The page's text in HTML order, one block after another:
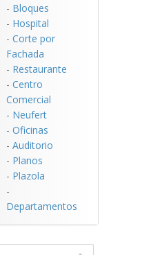
- Bloques
- Hospital
- Corte por
Fachada
- Restaurante
- Centro
Comercial
- Neufert
- Oficinas
- Auditorio
- Planos
- Plazola
-
Departamentos